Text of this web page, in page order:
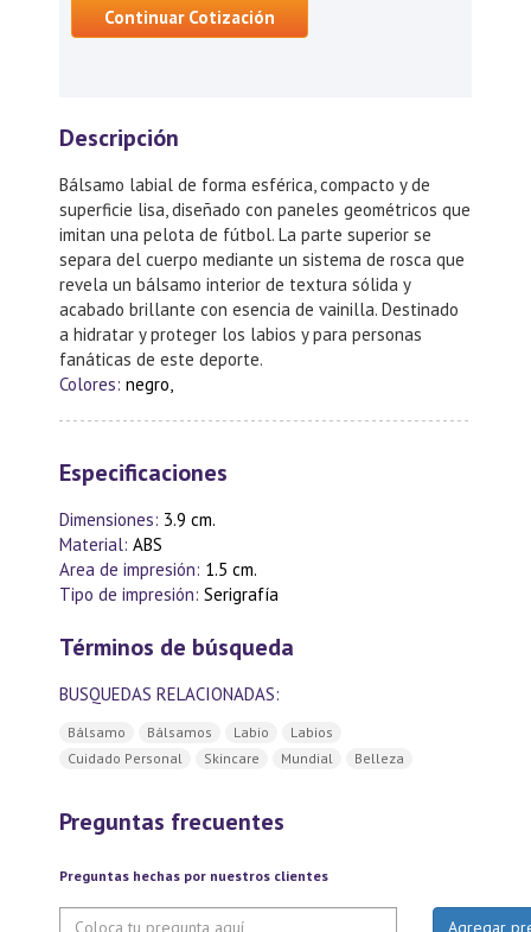
Continuar Cotización
Descripción
Bálsamo labial de forma esférica, compacto y de
superficie lisa, diseñado con paneles geométricos que
imitan una pelota de fútbol. La parte superior se
separa del cuerpo mediante un sistema de rosca que
revela un bálsamo interior de textura sólida y
acabado brillante con esencia de vainilla. Destinado
a hidratar y proteger los labios y para personas
fanáticas de este deporte.
Colores: negro,
Especificaciones
Dimensiones: 3.9 cm.
Material: ABS
Area de impresión: 1.5 cm.
Tipo de impresión: Serigrafía
Términos de búsqueda
BUSQUEDAS RELACIONADAS:
Bálsamo Bálsamos Labio
Labios
Cuidado Personal
Skincare Mundial Belleza
Preguntas frecuentes
Preguntas hechas por nuestros clientes